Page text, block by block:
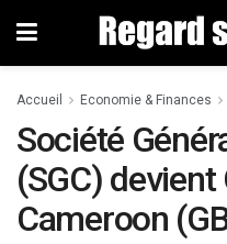
Accueil Economie & Finances
Société
(SGC)
Cameroon